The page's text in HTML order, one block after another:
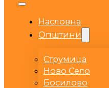
Насловна
Општини
Струмица
Ново Село
Босилово